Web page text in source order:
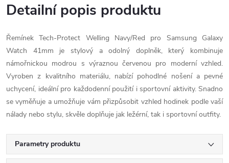
Detailní popis produktu
Řemínek Tech-Protect Welling Navy/Red pro Samsung Galaxy
Watch 41mm je stylový a odolný doplněk, který kombinuje
námořnickou modrou s výraznou červenou pro moderní vzhled.
Vyroben z kvalitního materiálu, nabízí pohodlné nošení a pevné
uchycení, ideální pro každodenní použití i sportovní aktivity. Snadno
se vyměňuje a umožňuje vám přizpůsobit vzhled hodinek podle vaší
nálady nebo stylu, skvěle doplňuje jak ležérní, tak i sportovní outfity.
Parametry produktu